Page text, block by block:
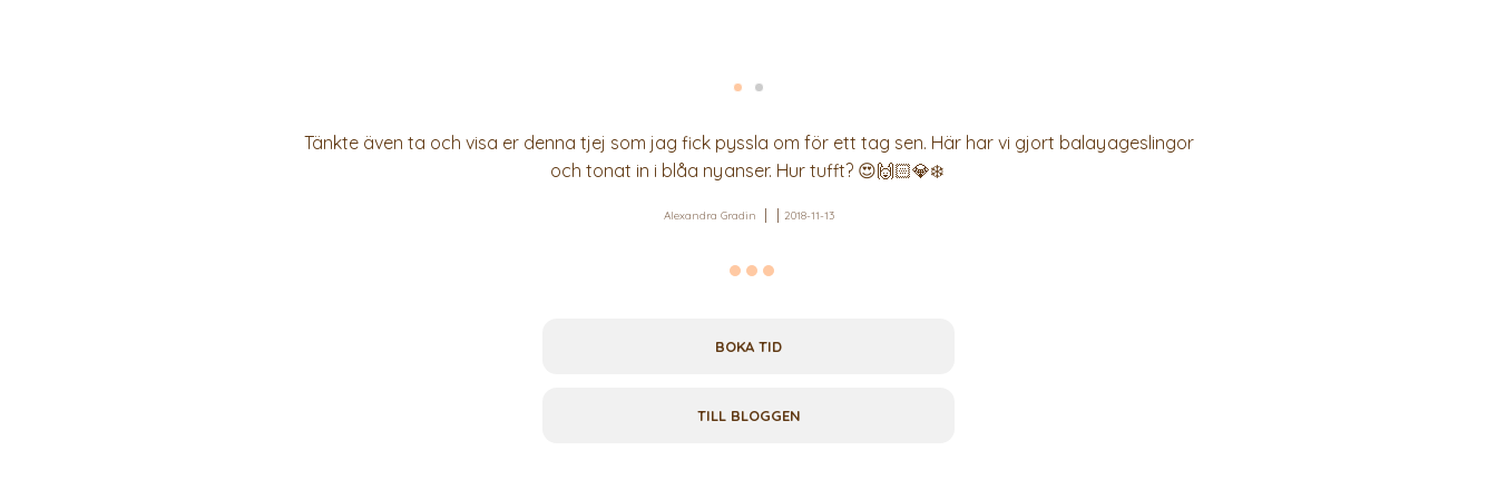
Tänkte även ta och visa er denna tjej som jag fick pyssla om för ett tag sen. Här har vi gjort balayageslingor
och tonat in i blåa nyanser. Hur tufft? 😍🙌🏻💎❄️
Alexandra Gradin 2018-11-13
BOKA TID
TILL BLOGGEN